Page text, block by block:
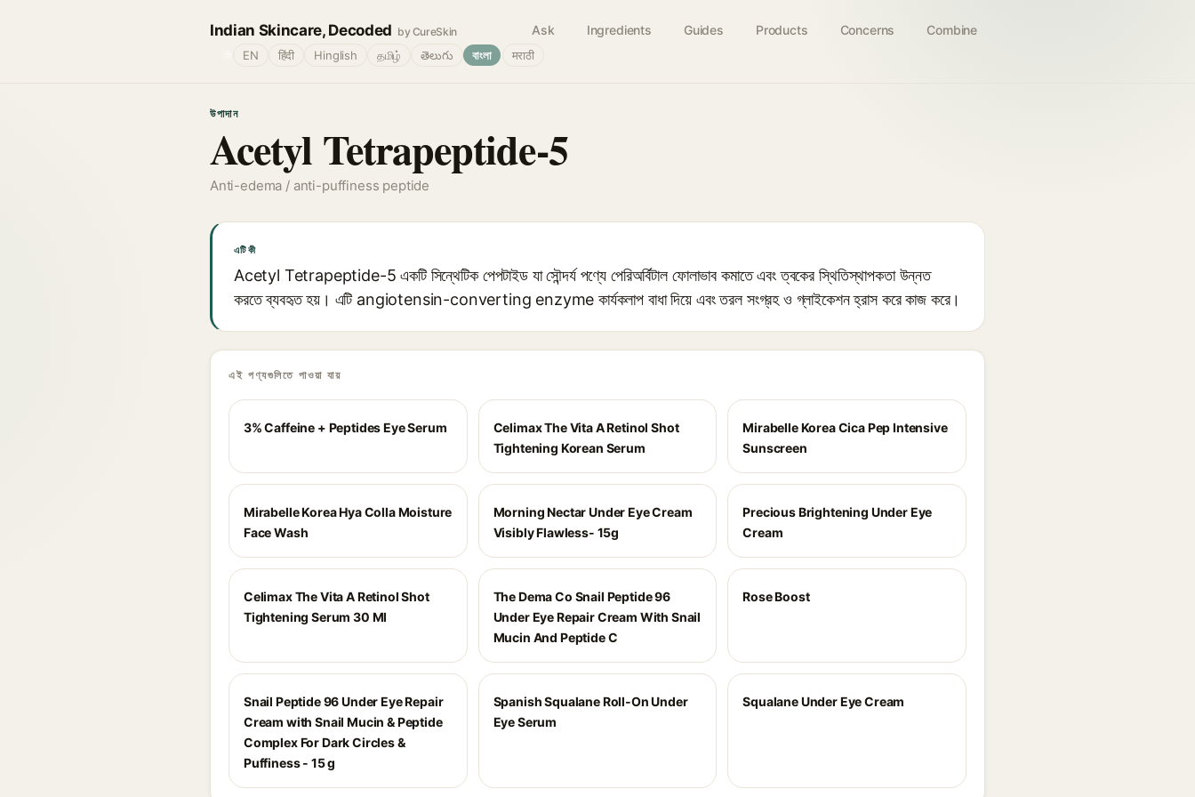
Indian Skincare, Decoded by CureSkin Ask Ingredients Guides Products Concerns Combine
EN हिंदी Hinglish தமிழ் తెలుగు বাংলা मराठी
উপাদান
Acetyl Tetrapeptide-5
Anti-edema / anti-puffiness peptide
এটি কী
Acetyl Tetrapeptide-5 একটি সিন্থেটিক পেপটাইড যা সৌন্দর্য পণ্যে পেরিঅর্বিটাল ফোলাভাব কমাতে এবং ত্বকের স্থিতিস্থাপকতা উন্নত
করতে ব্যবহৃত হয়। এটি angiotensin-converting enzyme কার্যকলাপ বাধা দিয়ে এবং তরল সংগ্রহ ও গ্লাইকেশন হ্রাস করে কাজ করে।
এই পণ্যগুলিতে পাওয়া যায়
3% Caffeine + Peptides Eye Serum
Celimax The Vita A Retinol Shot
Tightening Korean Serum
Mirabelle Korea Cica Pep Intensive
Sunscreen
Mirabelle Korea Hya Colla Moisture
Face Wash
Morning Nectar Under Eye Cream
Visibly Flawless- 15g
Precious Brightening Under Eye
Cream
Celimax The Vita A Retinol Shot
Tightening Serum 30 Ml
The Dema Co Snail Peptide 96
Under Eye Repair Cream With Snail
Mucin And Peptide C
Rose Boost
Snail Peptide 96 Under Eye Repair
Cream with Snail Mucin & Peptide
Complex For Dark Circles &
Puffiness - 15 g
Spanish Squalane Roll-On Under
Eye Serum
Squalane Under Eye Cream